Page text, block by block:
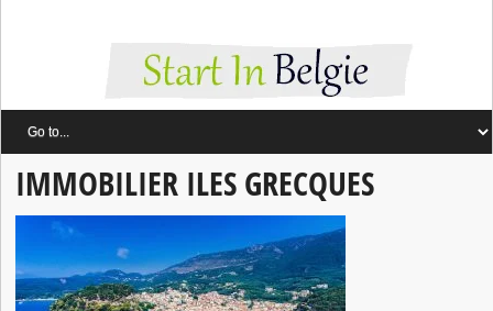
IMMOBILIER ILES GRECQUES